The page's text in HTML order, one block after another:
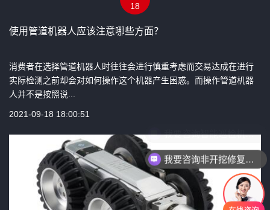
18
使用管道机器人应该注意哪些方面？
消费者在选择管道机器人时往往会进行慎重考虑而交易达成在进行
实际检测之前却会对如何操作这个机器产生困惑。而操作管道机器
人并不是按照说...
2021-09-18 18:00:51